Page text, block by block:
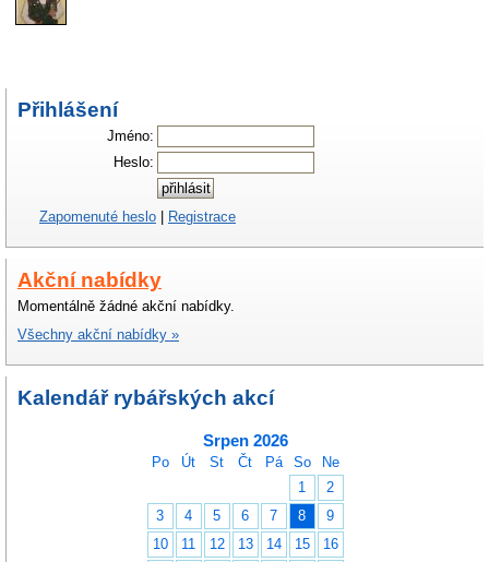
Přihlášení
Jméno:
Heslo:
Zapomenuté heslo Registrace
Akční nabídky
Momentálně žádné akční nabídky.
Všechny akční nabídky »
Kalendář rybářských akcí
Srpen 2026
Po Út St Čt Pá So
Ne
1
2
3
4 5 6 7 8
9
10
11 12 13 14 15 16